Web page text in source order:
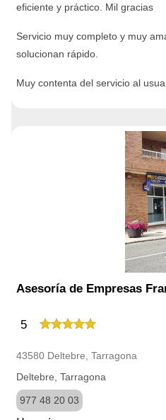
eficiente y práctico. Mil gracias
Servicio muy completo y muy
solucionan rápido.
Muy contenta del servicio al
Asesoría de Empresas
5
43580 Deltebre, Tarragona
Deltebre, Tarragona
977 48 20 03